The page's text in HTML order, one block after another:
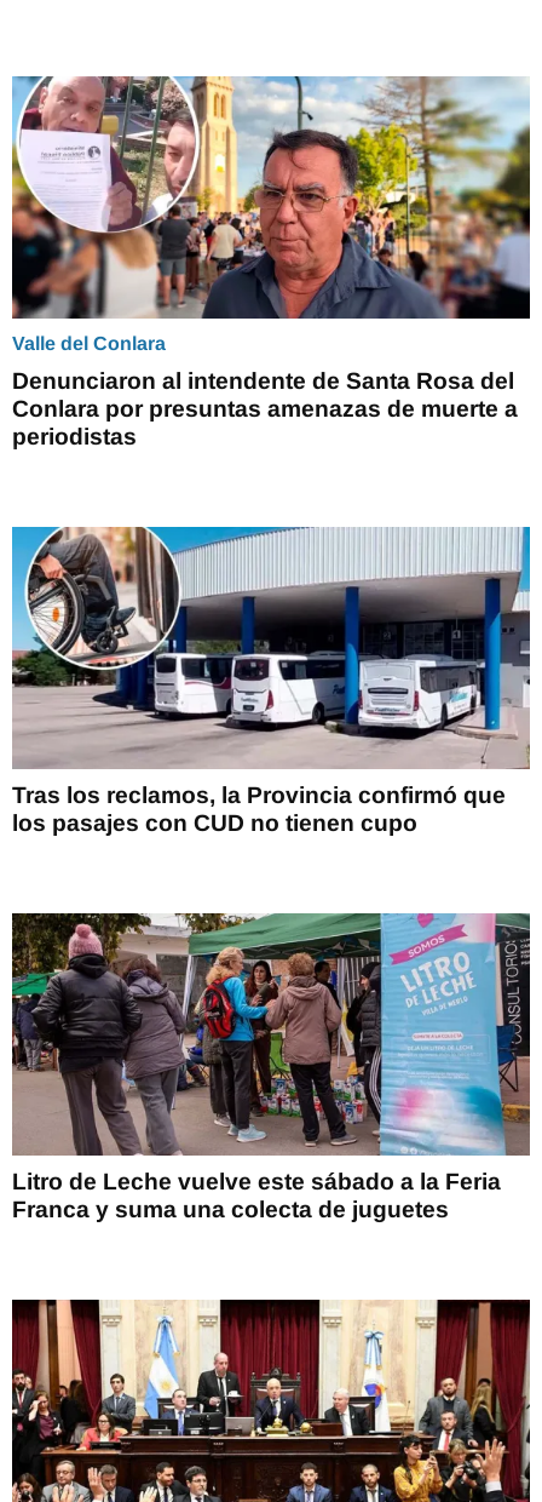
Valle del Conlara
Denunciaron al intendente de Santa Rosa del
Conlara por presuntas amenazas de muerte a
periodistas
Tras los reclamos, la Provincia confirmó que
los pasajes con CUD no tienen cupo
Litro de Leche vuelve este sábado a la Feria
Franca y suma una colecta de juguetes